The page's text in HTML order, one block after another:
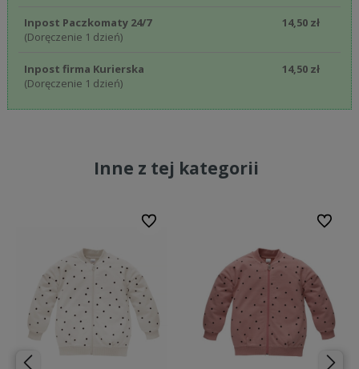
Inpost Paczkomaty 24/7
(Doręczenie 1 dzień)
14,50 zł
Inpost firma Kurierska
(Doręczenie 1 dzień)
14,50 zł
Inne z tej kategorii
Do ulubionych Do